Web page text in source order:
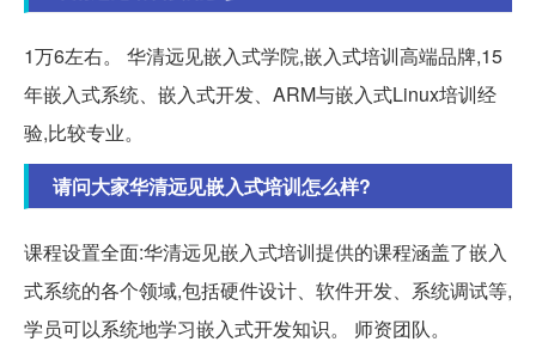
1万6左右。 华清远见嵌入式学院,嵌入式培训高端品牌,15
年嵌入式系统、嵌入式开发、ARM与嵌入式Linux培训经
验,比较专业。
请问大家华清远见嵌入式培训怎么样?
课程设置全面:华清远见嵌入式培训提供的课程涵盖了嵌入
式系统的各个领域,包括硬件设计、软件开发、系统调试等,
学员可以系统地学习嵌入式开发知识。 师资团队。